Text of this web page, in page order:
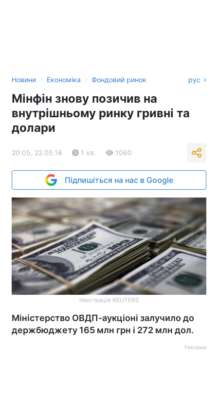
Новини › Економіка › Фондовий ринок рус
Мінфін знову позичив на
внутрішньому ринку гривні та
долари
20:05, 22.05.18 1 хв. 1060
Підпишіться на нас в Google
Ілюстрація REUTERS
Міністерство ОВДП-аукціоні залучило до
держбюджету 165 млн грн і 272 млн дол.
Реклама